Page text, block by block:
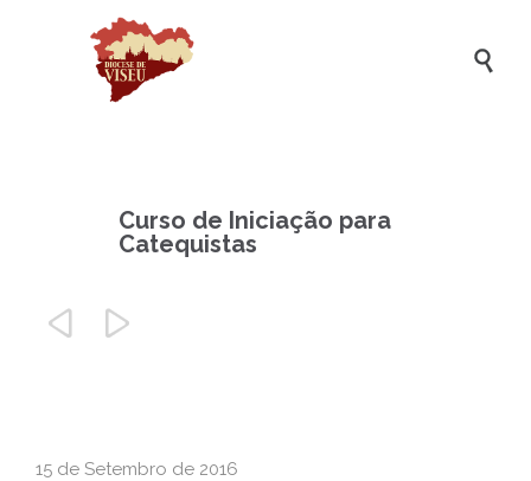

Curso de Iniciação para
Catequistas
 
15 de Setembro de 2016